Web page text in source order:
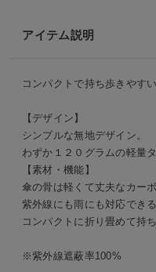
アイテム説明
コンパクトで持ち歩きやす
【デザイン】
シンプルな無地デザイン。
わずか１２０グラムの軽量タ
【素材・機能】
傘の骨は軽くて丈夫なカーボ
紫外線にも雨にも対応でき
コンパクトに折り畳めて持
※紫外線遮蔽率100%